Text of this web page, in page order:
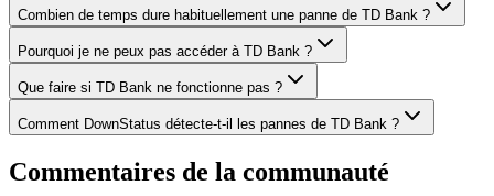
Combien de temps dure habituellement une panne de TD Bank ?
Pourquoi je ne peux pas accéder à TD Bank ?
Que faire si TD Bank ne fonctionne pas ?
Comment DownStatus détecte-t-il les pannes de TD Bank ?
Commentaires de la communauté